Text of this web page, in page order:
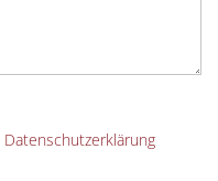
Datenschutzerklärung